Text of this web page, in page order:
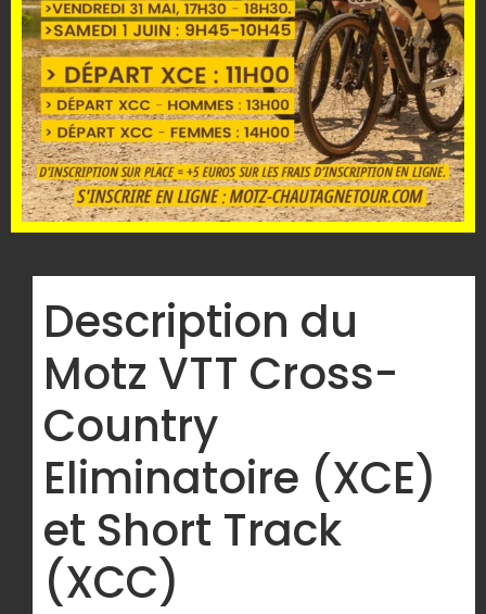
Description du
Motz VTT Cross-
Country
Eliminatoire (XCE)
et Short Track
(XCC)